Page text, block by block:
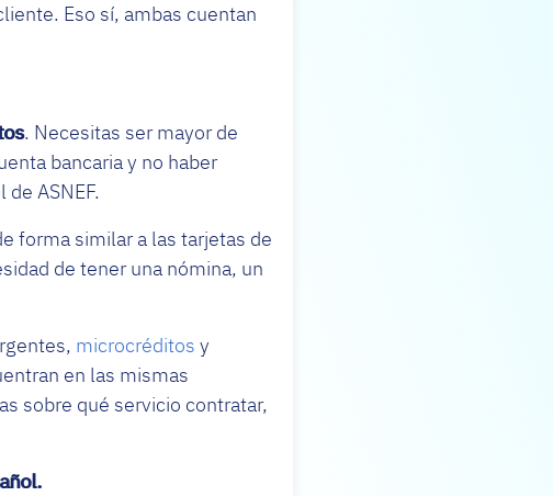
Eso sí, ambas cuentan
. Necesitas ser mayor de
bancaria y no haber
ASNEF.
forma similar a las tarjetas de
de tener una nómina, un
microcréditos y
en las mismas
sobre qué servicio contratar,